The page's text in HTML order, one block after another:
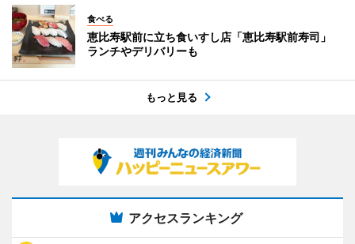
食べる
恵比寿駅前に立ち食いすし店「恵比寿駅前寿司」
ランチやデリバリーも
もっと見る
アクセスランキング